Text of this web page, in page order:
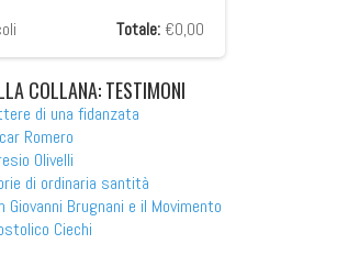
Totale: €0,00
COLLANA: TESTIMONI
di una fidanzata
Romero
Olivelli
di ordinaria santità
Giovanni Brugnani e il Movimento
Ciechi